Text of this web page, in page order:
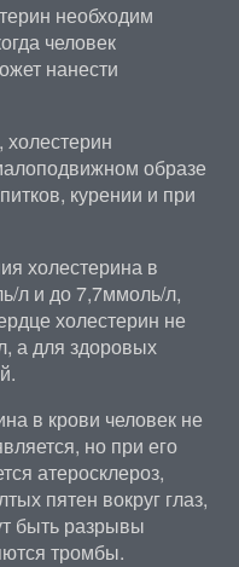
необходим
человек
нанести
образе
курении и при
холестерина в
л и до 7,7ммоль/л,
холестерин не
а для здоровых
в крови человек не
но при его
атеросклероз,
пятен вокруг глаз,
быть разрывы
тромбы.